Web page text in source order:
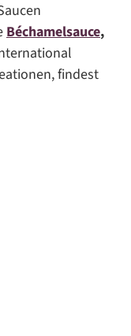
Béchamelsauce,
findest